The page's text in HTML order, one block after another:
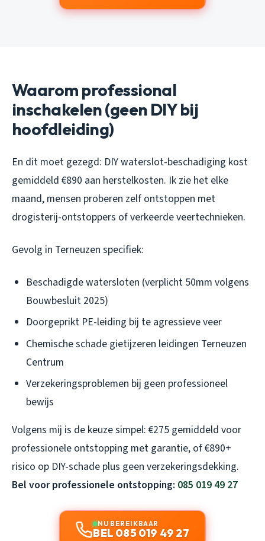
Waarom professional
inschakelen (geen DIY bij
hoofdleiding)
En dit moet gezegd: DIY waterslot-beschadiging kost
gemiddeld €890 aan herstelkosten. Ik zie het elke
maand, mensen proberen zelf ontstoppen met
drogisterij-ontstoppers of verkeerde veertechnieken.
Gevolg in Terneuzen specifiek:
Beschadigde watersloten (verplicht 50mm volgens
Bouwbesluit 2025)
Doorgeprikt PE-leiding bij te agressieve veer
Chemische schade gietijzeren leidingen Terneuzen
Centrum
Verzekeringsproblemen bij geen professioneel
bewijs
Volgens mij is de keuze simpel: €275 gemiddeld voor
professionele ontstopping met garantie, of €890+
risico op DIY-schade plus geen verzekeringsdekking.
Bel voor professionele ontstopping: 085 019 49 27
NU BEREIKBAAR
BEL 085 019 49 27